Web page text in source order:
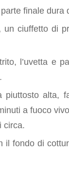
finale dura
un ciuffetto di
l’uvetta e
alta,
a fuoco
circa.
il fondo di